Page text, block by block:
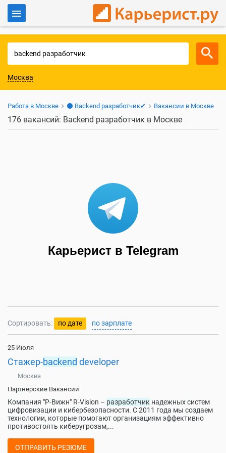
Для работодателей
Москва
Работа в Москве ⚫ Backend разработчик✔ Вакансии в Москве
176 вакансий: Backend разработчик в Москве
Карьерист в Telegram
Сортировать: по дате по зарплате
25 Июля
Стажер-backend developer
Москва
Партнерские Вакансии
Компания "Р-Вижн" R-Vision – разработчик надежных систем
цифровизации и кибербезопасности. С 2011 года мы создаем
технологии, которые помогают организациям эффективно
противостоять киберугрозам,...
ОТПРАВИТЬ РЕЗЮМЕ